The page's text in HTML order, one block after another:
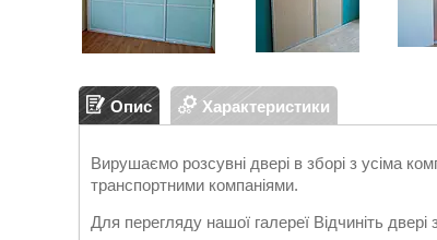
Опис Характеристики
Вирушаємо розсувні двері в зборі з усіма
транспортними компаніями.
Для перегляду нашої галереї Відчиніть